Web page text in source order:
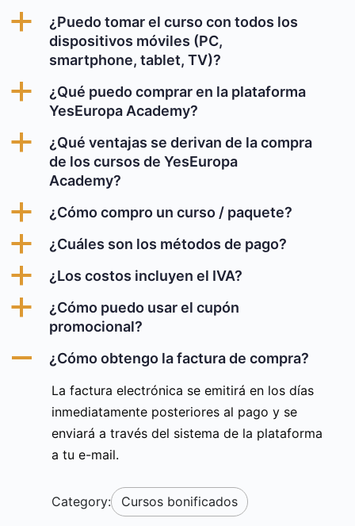
a
¿Puedo tomar el curso con todos los
dispositivos móviles (PC,
smartphone, tablet, TV)?
a
¿Qué puedo comprar en la plataforma
YesEuropa Academy?
a
¿Qué ventajas se derivan de la compra
de los cursos de YesEuropa
Academy?
a ¿Cómo compro un curso / paquete?
a ¿Cuáles son los métodos de pago?
a ¿Los costos incluyen el IVA?
a
¿Cómo puedo usar el cupón
promocional?
A ¿Cómo obtengo la factura de compra?
La factura electrónica se emitirá en los días
inmediatamente posteriores al pago y se
enviará a través del sistema de la plataforma
a tu e-mail.
Category: Cursos bonificados